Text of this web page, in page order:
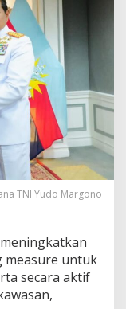
TNI Yudo Margono
measure untuk
secara aktif